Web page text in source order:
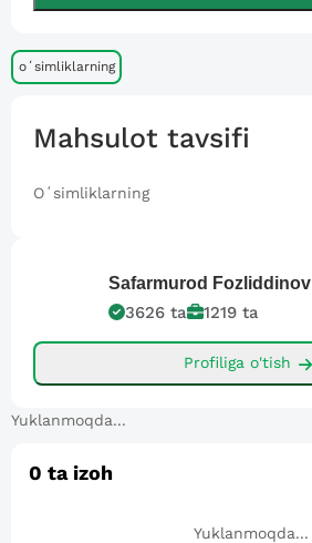
oʻsimliklarning
Mahsulot tavsifi
Oʻsimliklarning
Safarmurod Fozliddinov
3626 ta 1219 ta
Profiliga o'tish
Yuklanmoqda...
0 ta izoh
Yuklanmoqda...